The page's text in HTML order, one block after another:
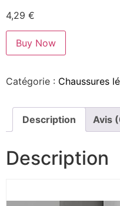
4,29 €
Buy Now
Catégorie : Chaussures
Description Avis
Description